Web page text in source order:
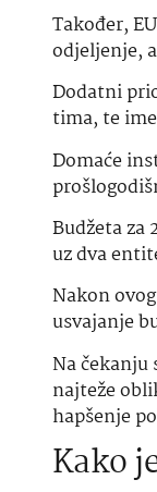
Također,
odjeljenje,
Dodatni
tima, te
Domaće
Budžeta za
uz dva
Nakon
usvajanje
Na čekanju
najteže
hapšenje
Kako